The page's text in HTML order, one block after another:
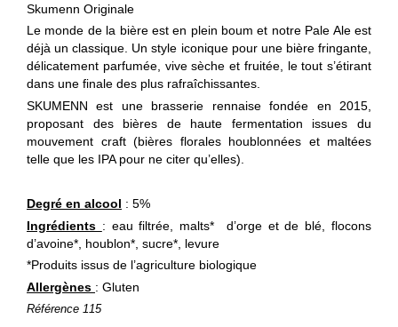
Skumenn Originale
Le monde de la bière est en plein boum et notre Pale Ale est
déjà un classique. Un style iconique pour une bière fringante,
délicatement parfumée, vive sèche et fruitée, le tout s’étirant
dans une finale des plus rafraîchissantes.
SKUMENN est une brasserie rennaise fondée en 2015,
proposant des bières de haute fermentation issues du
mouvement craft (bières florales houblonnées et maltées
telle que les IPA pour ne citer qu’elles).
Degré en alcool : 5%
Ingrédients : eau filtrée, malts*
d’orge et de blé, flocons
d’avoine*, houblon*, sucre*, levure
*Produits issus de l’agriculture biologique
Allergènes : Gluten
Référence 115